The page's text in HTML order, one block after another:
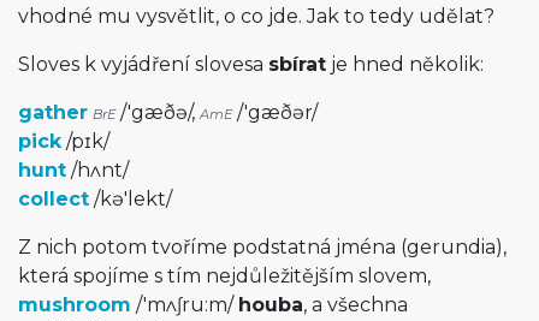
vhodné mu vysvětlit, o co jde. Jak to tedy udělat?
Sloves k vyjádření slovesa sbírat je hned několik:
gather BrE /'gæðə/,AmE /'gæðər/
pick /pɪk/
hunt /hʌnt/
collect /kə'lekt/
Z nich potom tvoříme podstatná jména (gerundia),
která spojíme s tím nejdůležitějším slovem,
mushroom /'mʌʃru:m/ houba, a všechna